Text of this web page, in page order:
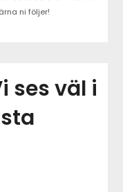
ni följer!
ses väl i